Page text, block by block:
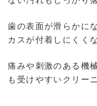
歯の表面が滑らかに
カスが付着しにくく
痛みや刺激のある機
も受けやすいクリー